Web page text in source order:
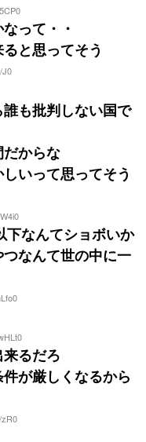
って・・
と思ってそう
J0
誰も批判しない国で
からな
いって思ってそう
下なんてショボいか
なんて世の中に一
るだろ
が厳しくなるから